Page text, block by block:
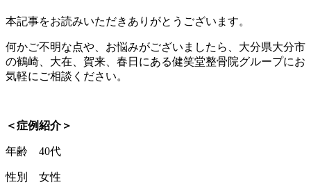
本記事をお読みいただきありがとうございます。
何かご不明な点や、お悩みがございましたら、大分県大分市
の鶴崎、大在、賀来、春日にある健笑堂整骨院グループにお
気軽にご相談ください。
＜症例紹介＞
年齢 40代
性別 女性